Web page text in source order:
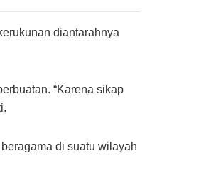
diantarahnya
“Karena sikap
di suatu wilayah